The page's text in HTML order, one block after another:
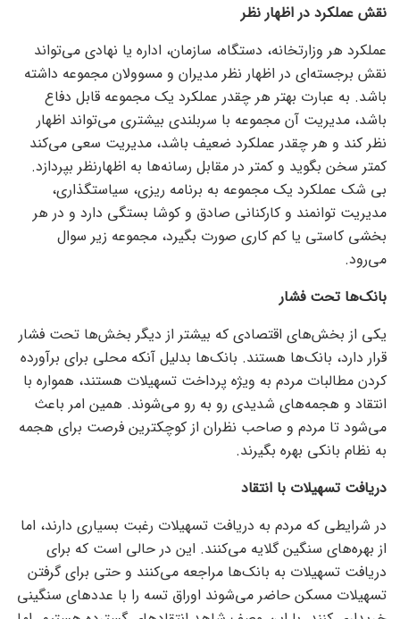
نقش عملکرد در اظهار نظر
عملکرد هر وزارتخانه، دستگاه، سازمان، اداره یا نهادی می‌تواند
نقش برجسته‌ای در اظهار نظر مدیران و مسوولان مجموعه داشته
باشد. به عبارت بهتر هر چقدر عملکرد یک مجموعه قابل دفاع
باشد، مدیریت آن مجموعه با سربلندی بیشتری می‌تواند اظهار
نظر کند و هر چقدر عملکرد ضعیف باشد، مدیریت سعی می‌کند
کمتر سخن بگوید و کمتر در مقابل رسانه‌ها به اظهارنظر بپردازد.
بی شک عملکرد یک مجموعه به برنامه ریزی، سیاستگذاری،
مدیریت توانمند و کارکنانی صادق و کوشا بستگی دارد و در هر
بخشی کاستی یا کم کاری صورت بگیرد، مجموعه زیر سوال
می‌رود.
بانک‌ها تحت فشار
یکی از بخش‌های اقتصادی که بیشتر از دیگر بخش‌ها تحت فشار
قرار دارد، بانک‌ها هستند. بانک‌ها بدلیل آنکه محلی برای برآورده
کردن مطالبات مردم به ویژه پرداخت تسهیلات هستند، همواره با
انتقاد و هجمه‌های شدیدی رو به رو می‌شوند. همین امر باعث
می‌شود تا مردم و صاحب نظران از کوچکترین فرصت برای هجمه
به نظام بانکی بهره بگیرند.
دریافت تسهیلات با انتقاد
در شرایطی که مردم به دریافت تسهیلات رغبت بسیاری دارند، اما
از بهره‌های سنگین گلایه می‌کنند. این در حالی است که برای
دریافت تسهیلات به بانک‌ها مراجعه می‌کنند و حتی برای گرفتن
تسهیلات مسکن حاضر می‌شوند اوراق تسه را با عدد‌های سنگینی